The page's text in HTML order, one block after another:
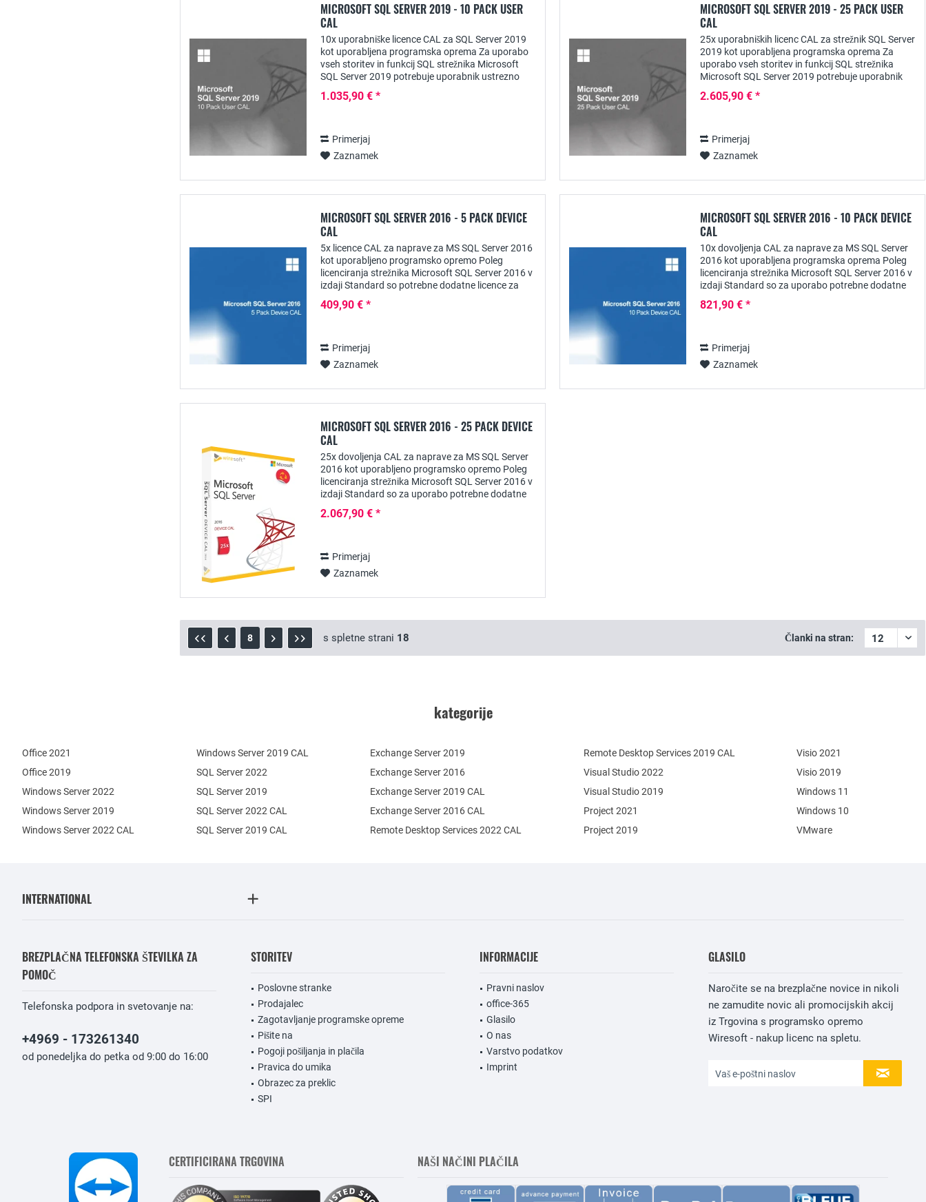
MICROSOFT SQL SERVER 2019 - 10 PACK USER
CAL
10x uporabniške licence CAL za SQL Server 2019
kot uporabljena programska oprema Za uporabo
vseh storitev in funkcij SQL strežnika Microsoft
SQL Server 2019 potrebuje uporabnik ustrezno
1.035,90 € *
Primerjaj
Zaznamek
MICROSOFT SQL SERVER 2019 - 25 PACK USER
CAL
25x uporabniških licenc CAL za strežnik SQL Server
2019 kot uporabljena programska oprema Za
uporabo vseh storitev in funkcij SQL strežnika
Microsoft SQL Server 2019 potrebuje uporabnik
2.605,90 € *
Primerjaj
Zaznamek
MICROSOFT SQL SERVER 2016 - 5 PACK DEVICE
CAL
5x licence CAL za naprave za MS SQL Server 2016
kot uporabljeno programsko opremo Poleg
licenciranja strežnika Microsoft SQL Server 2016 v
izdaji Standard so potrebne dodatne licence za
409,90 € *
Primerjaj
Zaznamek
MICROSOFT SQL SERVER 2016 - 10 PACK DEVICE
CAL
10x dovoljenja CAL za naprave za MS SQL Server
2016 kot uporabljena programska oprema Poleg
licenciranja strežnika Microsoft SQL Server 2016 v
izdaji Standard so za uporabo potrebne dodatne
821,90 € *
Primerjaj
Zaznamek
MICROSOFT SQL SERVER 2016 - 25 PACK DEVICE
CAL
25x dovoljenja CAL za naprave za MS SQL Server
2016 kot uporabljeno programsko opremo Poleg
licenciranja strežnika Microsoft SQL Server 2016 v
izdaji Standard so za uporabo potrebne dodatne
2.067,90 € *
Primerjaj
Zaznamek
8 s spletne strani 18 Članki na stran:
kategorije
Office 2021
Office 2019
Windows Server 2022
Windows Server 2019
Exchange Server 2019
Exchange Server 2016
SQL Server 2022
SQL Server 2019
Windows Server 2022 CAL
Windows Server 2019 CAL
SQL Server 2022 CAL
SQL Server 2019 CAL
Remote Desktop Services 2022 CAL
Remote Desktop Services 2019 CAL
Exchange Server 2019 CAL
Exchange Server 2016 CAL
Visual Studio 2022
Visual Studio 2019
Project 2021
Project 2019
Visio 2021
Visio 2019
Windows 11
Windows 10
VMware
INTERNATIONAL
BREZPLAČNA TELEFONSKA ŠTEVILKA ZA
POMOČ
Telefonska podpora in svetovanje na:
+4969 - 173261340
od ponedeljka do petka od 9:00 do 16:00
STORITEV
Poslovne stranke
Prodajalec
Zagotavljanje programske opreme
Pišite na
Pogoji pošiljanja in plačila
Pravica do umika
Obrazec za preklic
SPI
INFORMACIJE
Pravni naslov
office-365
Glasilo
O nas
Varstvo podatkov
Imprint
GLASILO
Naročite se na brezplačne novice in nikoli
ne zamudite novic ali promocijskih akcij
iz Trgovina s programsko opremo
Wiresoft - nakup licenc na spletu.
CERTIFICIRANA TRGOVINA NAŠI NAČINI PLAČILA